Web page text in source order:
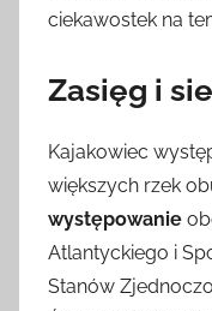
ciekawostek na
Zasięg i
Kajakowiec
większych rzek
występowanie
Atlantyckiego i
Stanów